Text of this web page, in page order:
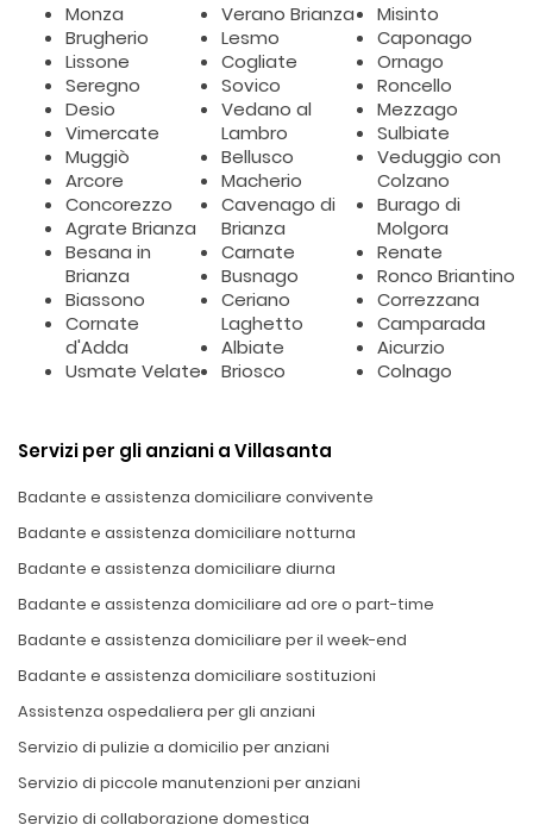
Monza
Brugherio
Lissone
Seregno
Desio
Vimercate
Muggiò
Arcore
Concorezzo
Agrate Brianza
Besana in
Brianza
Biassono
Cornate
d'Adda
Usmate Velate
Verano Brianza
Lesmo
Cogliate
Sovico
Vedano al
Lambro
Bellusco
Macherio
Cavenago di
Brianza
Carnate
Busnago
Ceriano
Laghetto
Albiate
Briosco
Misinto
Caponago
Ornago
Roncello
Mezzago
Sulbiate
Veduggio con
Colzano
Burago di
Molgora
Renate
Ronco Briantino
Correzzana
Camparada
Aicurzio
Colnago
Servizi per gli anziani a Villasanta
Badante e assistenza domiciliare convivente
Badante e assistenza domiciliare notturna
Badante e assistenza domiciliare diurna
Badante e assistenza domiciliare ad ore o part-time
Badante e assistenza domiciliare per il week-end
Badante e assistenza domiciliare sostituzioni
Assistenza ospedaliera per gli anziani
Servizio di pulizie a domicilio per anziani
Servizio di piccole manutenzioni per anziani
Servizio di collaborazione domestica